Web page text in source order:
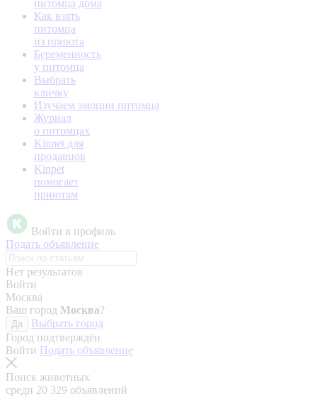
питомца дома
Как взять
питомца
из приюта
Беременность
у питомца
Выбрать
кличку
Изучаем эмоции питомца
Журнал
о питомцах
Kinpet для
продавцов
Kinpet
помогает
приютам
Войти в профиль
Подать объявление
Нет результатов
Войти
Москва
Ваш город Москва?
Да
Выбрать город
Город подтверждён
Войти Подать объявление
Поиск животных
среди 20 329 объявлений